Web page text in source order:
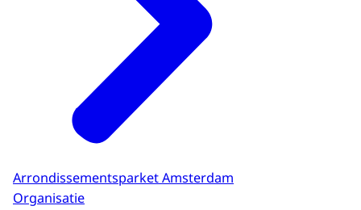
Arrondissementsparket Amsterdam
Organisatie